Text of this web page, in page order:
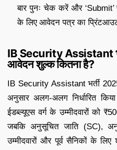
बार पुनः चेक करें और ‘Submit’
के लिए आवेदन पत्र का
IB Security Assistant
आवेदन शुल्क कितना है?
IB Security Assistant भर्ती
अनुसार अलग-अलग निर्धारित
ईडब्ल्यूएस वर्ग के उम्मीदवारों को
जबकि अनुसूचित जाति (SC),
उम्मीदवारों और पूर्व सैनिकों के